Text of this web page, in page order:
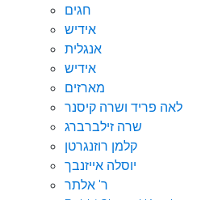
חגים
אידיש
אנגלית
אידיש
מארזים
לאה פריד ושרה קיסנר
שרה זילברברג
קלמן רוזנגרטן
יוסלה אייזנבך
ר' אלתר